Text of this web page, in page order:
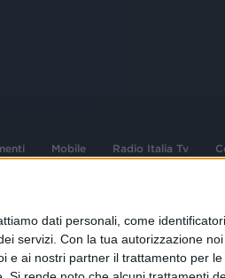
dati personali, come
servizi. Con la tua autorizzazione
ai nostri partner il trattamento per
Mobile Radio Italia Tv
Sede Amministrativa: Viale Europa 49, 20093
02 25444220
Sede Legale: Via Savona 97, 20144 Milano